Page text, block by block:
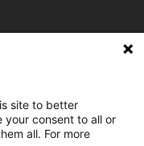
site to better
your consent to all or
all. For more